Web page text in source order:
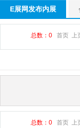
E展网发布内展
总数：0 首页
总数：0 首页